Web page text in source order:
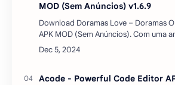
MOD (Sem Anúncios) v1.6.9
Download Doramas Love – Doramas
APK MOD (Sem Anúncios). Com uma
seleção de trailers de dramas coreanos,
japoneses, chineses e taiwaneses, nosso
Acode - Powerful Code Editor